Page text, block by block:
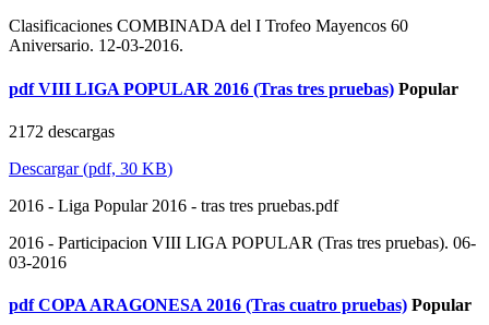
Clasificaciones COMBINADA del I Trofeo Mayencos 60
Aniversario. 12-03-2016.
pdf VIII LIGA POPULAR 2016 (Tras tres pruebas) Popular
2172 descargas
Descargar(pdf, 30 KB)
2016 - Liga Popular 2016 - tras tres pruebas.pdf
2016 - Participacion VIII LIGA POPULAR (Tras tres pruebas). 06-
03-2016
pdf COPA ARAGONESA 2016 (Tras cuatro pruebas) Popular